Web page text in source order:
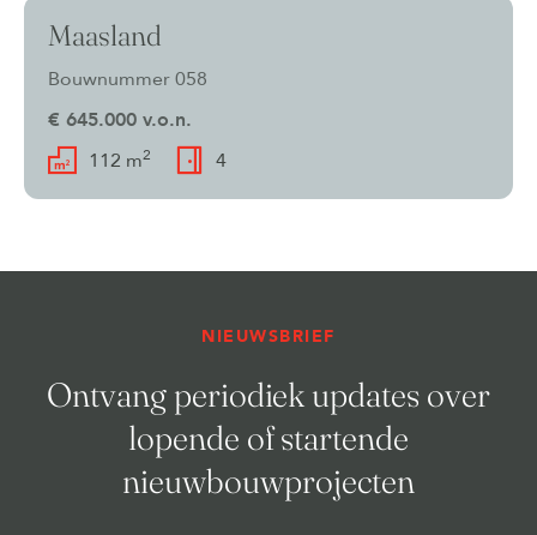
Verkocht
Maasland
Bouwnummer 058
€ 645.000 v.o.n.
112 m2 4
NIEUWSBRIEF
Ontvang periodiek updates over
lopende of startende
nieuwbouwprojecten